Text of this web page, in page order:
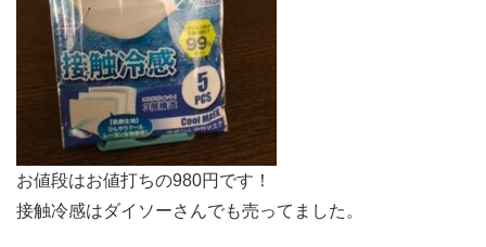
お値段はお値打ちの980円です！
接触冷感はダイソーさんでも売ってました。